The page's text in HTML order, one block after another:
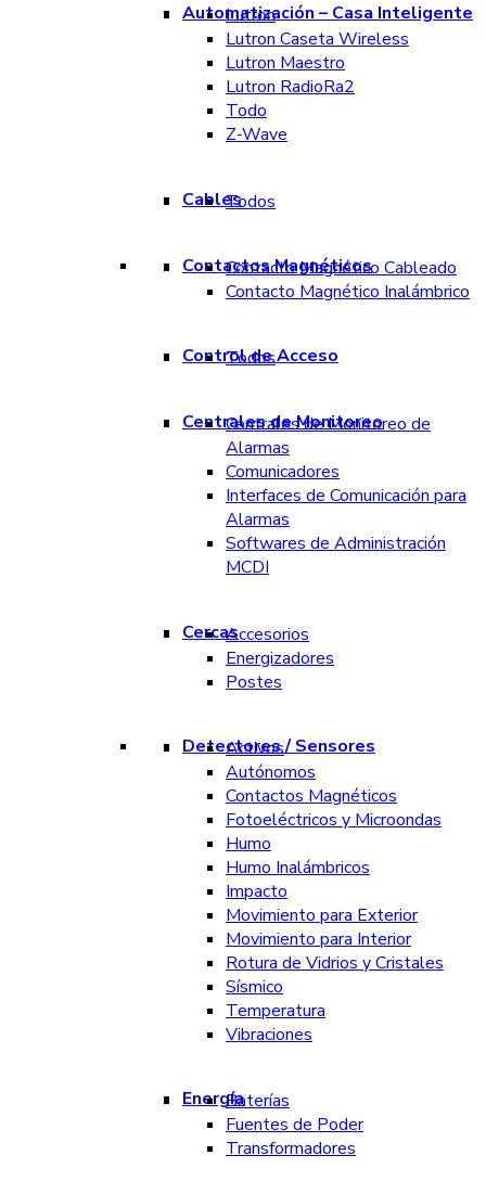
Automatización – Casa Inteligente
Lutron
Lutron Caseta Wireless
Lutron Maestro
Lutron RadioRa2
Todo
Z-Wave
CablesTodos
Contactos Magnéticos
Contacto Magnético Cableado
Contacto Magnético Inalámbrico
Control de Acceso
Todos
Centrales de Monitoreo
Centrales de Monitoreo de
Alarmas
Comunicadores
Interfaces de Comunicación para
Alarmas
Softwares de Administración
MCDI
CercasAccesorios
Energizadores
Postes
Detectores / Sensores
Activos
Autónomos
Contactos Magnéticos
Fotoeléctricos y Microondas
Humo
Humo Inalámbricos
Impacto
Movimiento para Exterior
Movimiento para Interior
Rotura de Vidrios y Cristales
Sísmico
Temperatura
Vibraciones
EnergíaBaterías
Fuentes de Poder
Transformadores